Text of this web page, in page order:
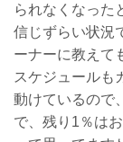
られなくなった
信じずらい状況
ーナーに教えて
スケジュールも
動けているので
で、残り1％は